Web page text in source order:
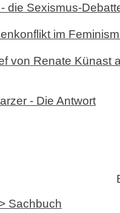
die Sexismus-
im
von Renate Künast
- Die Antwort
Sachbuch